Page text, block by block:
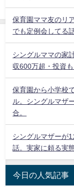
保育園ママ友のリ
でも定例会してる話
シングルママの家
収600万超・投資
保育園から小学校
ル。シングルマザ
合。
シングルマザーが
話。実家に頼る実
今日の人気記事